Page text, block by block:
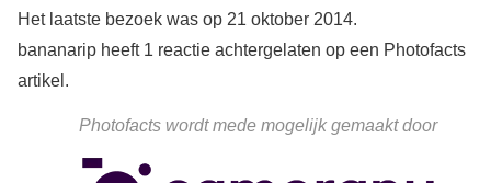
Het laatste bezoek was op 21 oktober 2014.
bananarip heeft 1 reactie achtergelaten op een Photofacts
artikel.
Photofacts wordt mede mogelijk gemaakt door